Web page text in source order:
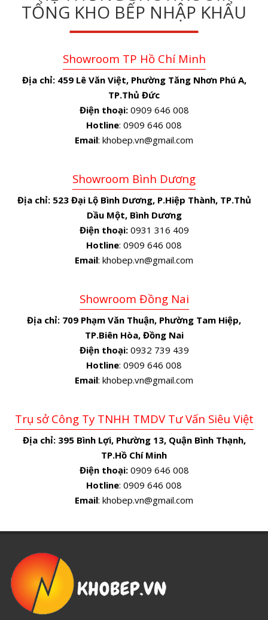
TỔNG KHO BẾP NHẬP KHẨU
Showroom TP Hồ Chí Minh
Địa chỉ: 459 Lê Văn Việt, Phường Tăng Nhơn Phú A,
TP.Thủ Đức
Điện thoại:0909 646 008
Hotline: 0909 646 008
Email: khobep.vn@gmail.com
Showroom Bình Dương
Địa chỉ: 523 Đại Lộ Bình Dương, P.Hiệp Thành, TP.Thủ
Dầu Một, Bình Dương
Điện thoại:0931 316 409
Hotline: 0909 646 008
Email: khobep.vn@gmail.com
Showroom Đồng Nai
Địa chỉ: 709 Phạm Văn Thuận, Phường Tam Hiệp,
TP.Biên Hòa, Đồng Nai
Điện thoại:0932 739 439
Hotline: 0909 646 008
Email: khobep.vn@gmail.com
Trụ sở Công Ty TNHH TMDV Tư Vấn Siêu Việt
Địa chỉ: 395 Bình Lợi, Phường 13, Quận Bình Thạnh,
TP.Hồ Chí Minh
Điện thoại:0909 646 008
Hotline: 0909 646 008
Email: khobep.vn@gmail.com